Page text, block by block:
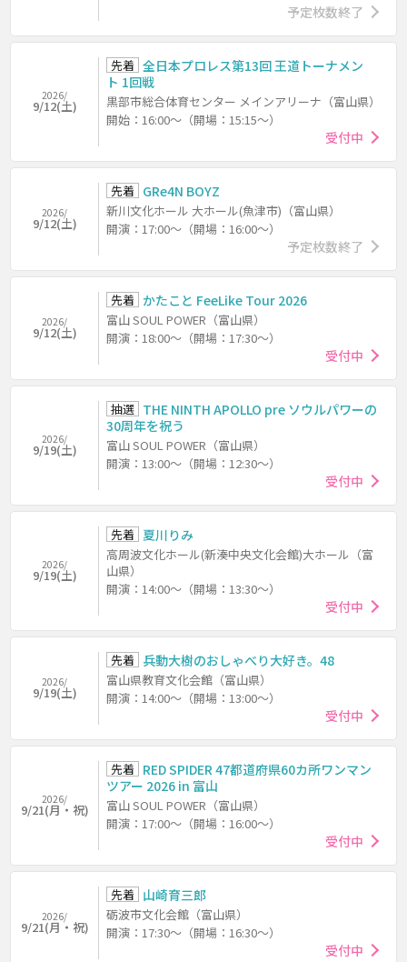
予定枚数終了
2026/
9/12(土)
先着 全日本プロレス第13回 王道トーナメン
ト 1回戦
黒部市総合体育センター メインアリーナ（富山県）
開始：16:00～（開場：15:15～）
受付中
2026/
9/12(土)
先着 GRe4N BOYZ
新川文化ホール 大ホール(魚津市)（富山県）
開演：17:00～（開場：16:00～）
予定枚数終了
2026/
9/12(土)
先着 かたこと FeeLike Tour 2026
富山 SOUL POWER（富山県）
開演：18:00～（開場：17:30～）
受付中
2026/
9/19(土)
抽選 THE NINTH APOLLO pre ソウルパワーの
30周年を祝う
富山 SOUL POWER（富山県）
開演：13:00～（開場：12:30～）
受付中
2026/
9/19(土)
先着 夏川りみ
高周波文化ホール(新湊中央文化会館)大ホール（富
山県）
開演：14:00～（開場：13:30～）
受付中
2026/
9/19(土)
先着 兵動大樹のおしゃべり大好き。48
富山県教育文化会館（富山県）
開演：14:00～（開場：13:00～）
受付中
2026/
9/21(月・祝)
先着 RED SPIDER 47都道府県60カ所ワンマン
ツアー 2026 in 富山
富山 SOUL POWER（富山県）
開演：17:00～（開場：16:00～）
受付中
2026/
9/21(月・祝)
先着 山崎育三郎
砺波市文化会館（富山県）
開演：17:30～（開場：16:30～）
受付中